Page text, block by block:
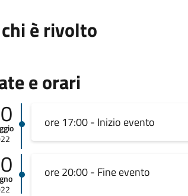
è rivolto
e orari
ore 17:00 - Inizio evento
ore 20:00 - Fine evento